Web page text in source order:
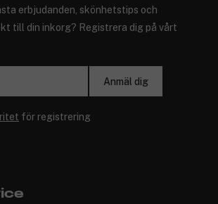
erbjudanden, skönhetstips och
till din inkorg? Registrera dig på vårt
Anmäl dig
för registrering